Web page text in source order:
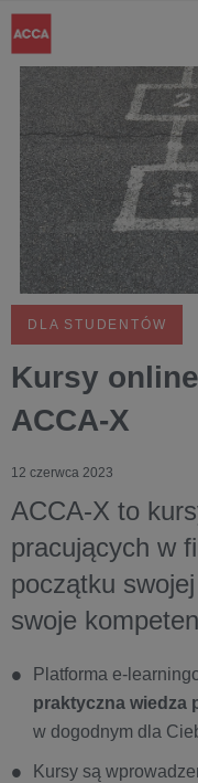
DLA STUDENTÓW
Kursy
ACCA-X
12 czerwca 2023
ACCA-X to
pracujących w
początku
swoje
Platforma e-
praktyczna wiedza
w dogodnym dla
Kursy są